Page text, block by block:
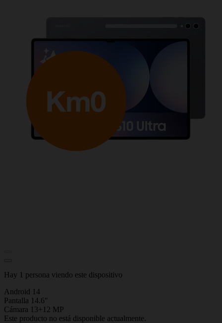
Hay 1 persona viendo este dispositivo
Android 14
Pantalla 14.6"
Cámara 13+12 MP
Este producto no está disponible actualmente.